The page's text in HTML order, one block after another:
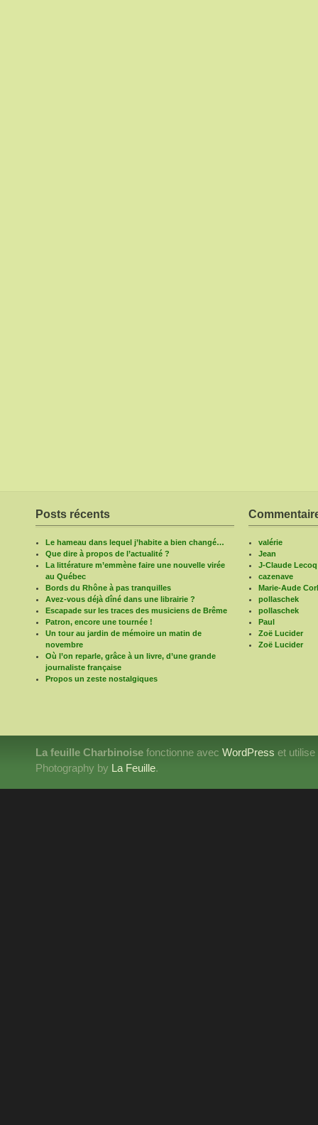
Posts récents
Le hameau dans lequel j’habite a bien changé…
Que dire à propos de l’actualité ?
La littérature m’emmène faire une nouvelle virée
au Québec
Bords du Rhône à pas tranquilles
Avez-vous déjà dîné dans une librairie ?
Escapade sur les traces des musiciens de Brême
Patron, encore une tournée !
Un tour au jardin de mémoire un matin de
novembre
Où l’on reparle, grâce à un livre, d’une grande
journaliste française
Propos un zeste nostalgiques
valérie
Jean
J-Claude Lecoq
cazenave
Marie-Aude
pollaschek
pollaschek
Paul
Zoë Lucider
Zoë Lucider
La feuille Charbinoise fonctionne avec WordPress et
Photography by La Feuille.